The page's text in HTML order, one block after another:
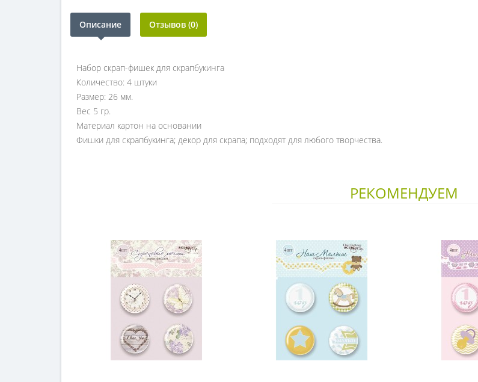
Описание Отзывов (0)
Набор скрап-фишек для скрапбукинга
Количество: 4 штуки
Размер: 26 мм.
Вес 5 гр.
Материал картон на основании
Фишки для скрапбукинга; декор для скрапа; подходят для любого творчества.
РЕКОМЕНДУЕМ